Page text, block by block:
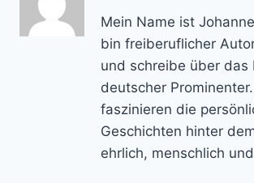
Mein Name ist
bin freiberuflicher
und schreibe über das
deutscher
faszinieren die
Geschichten hinter
ehrlich, menschlich